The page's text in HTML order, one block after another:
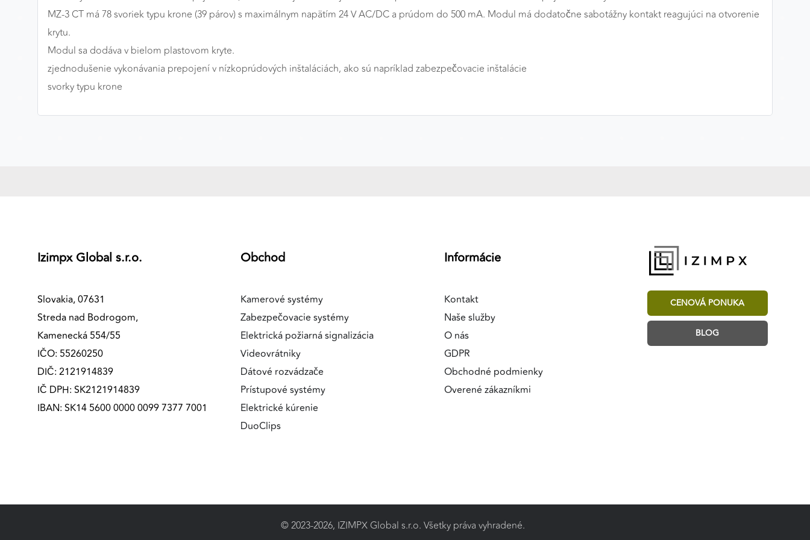
MZ-3 CT má 78 svoriek typu krone (39 párov) s maximálnym napätím 24 V AC/DC a prúdom do 500 mA. Modul má dodatočne sabotážny kontakt reagujúci na otvorenie
krytu.
Modul sa dodáva v bielom plastovom kryte.
zjednodušenie vykonávania prepojení v nízkoprúdových inštaláciách, ako sú napríklad zabezpečovacie inštalácie
svorky typu krone
Izimpx Global s.r.o.
Slovakia, 07631
Streda nad Bodrogom,
Kamenecká 554/55
IČO: 55260250
DIČ: 2121914839
IČ DPH: SK2121914839
IBAN: SK14 5600 0000 0099 7377 7001
Obchod
Kamerové systémy
Zabezpečovacie systémy
Elektrická požiarná signalizácia
Videovrátniky
Dátové rozvádzače
Prístupové systémy
Elektrické kúrenie
DuoClips
Informácie
Kontakt
Naše služby
O nás
GDPR
Obchodné podmienky
Overené zákazníkmi
CENOVÁ PONUKA
BLOG
© 2023-2026, IZIMPX Global s.r.o. Všetky práva vyhradené.
Preferenčné cookies
ANALYTICKÉ COOKIES
Analytické cookies nám umožňujú meranie výkonu
zdroje návštev našich webových stránok. Dáta získané
Marketingové cookies sa používajú na sledovanie
správania používateľov naprieč webovými stránkami.
Umožňujú nám a našim partnerom zobrazovať cielenú a
relevantnú reklamu, a to na našom webe aj v
reklamných sieťach tretích strán.
Google Ads